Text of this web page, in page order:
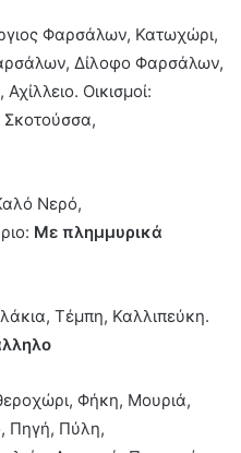
Φαρσάλων, Κατωχώρι,
Δίλοφο Φαρσάλων,
Οικισμοί:
Σκοτούσσα,
Νερό,
Με πλημμυρικά
Τέμπη, Καλλιπεύκη.
Φήκη, Μουριά,
Πηγή, Πύλη,